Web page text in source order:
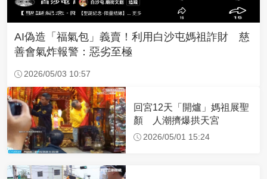
AI偽造「福氣包」義賣！利用白沙屯媽祖詐財 慈
善會氣炸報警：惡劣至極
2026/05/03 10:57
回宮12天「開爐」媽祖展聖
顏 人潮擠爆拱天宮
2026/05/01 15:24